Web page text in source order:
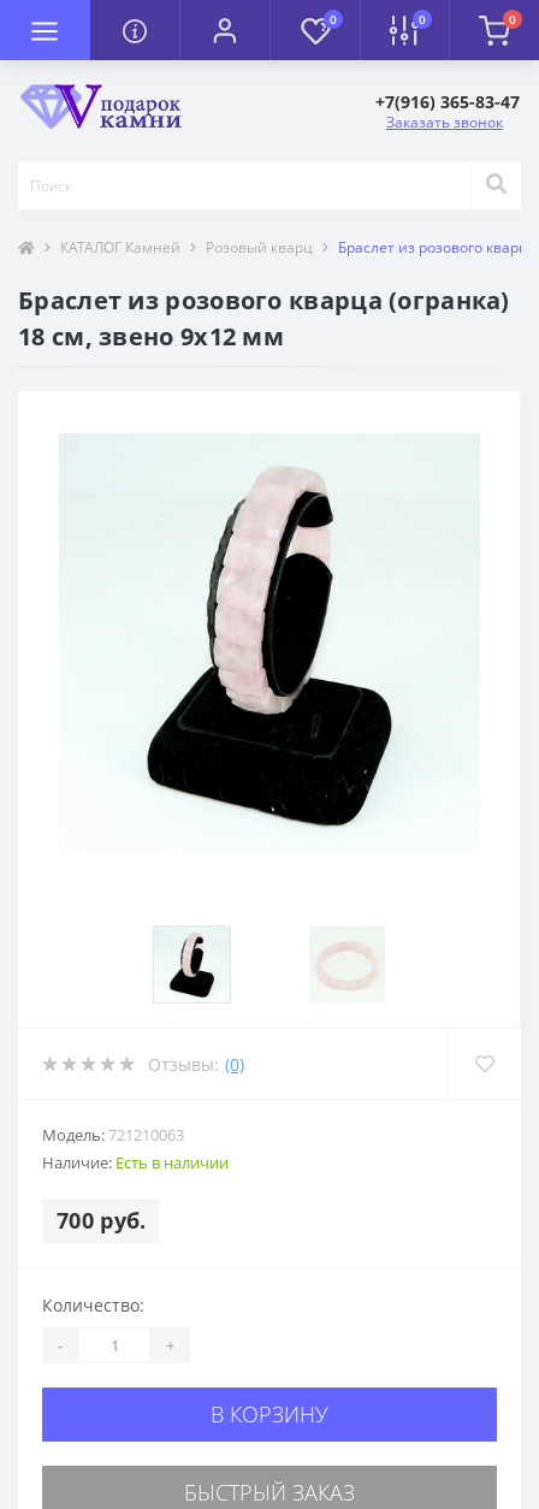
0 0 0
+7(916) 365-83-47
Заказать звонок
КАТАЛОГ Камней Розовый кварц Браслет из розового
Браслет из розового кварца (огранка)
18 см, звено 9х12 мм
Отзывы: (0)
Модель:721210063
Наличие: Есть в наличии
700 руб.
Количество:
- +
В КОРЗИНУ
БЫСТРЫЙ ЗАКАЗ